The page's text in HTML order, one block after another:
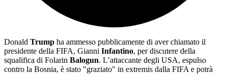
Donald Trump ha ammesso pubblicamente di aver chiamato il
presidente della FIFA, Gianni Infantino, per discutere della
squalifica di Folarin Balogun. L’attaccante degli USA, espulso
contro la Bosnia, è stato "graziato" in extremis dalla FIFA e potrà